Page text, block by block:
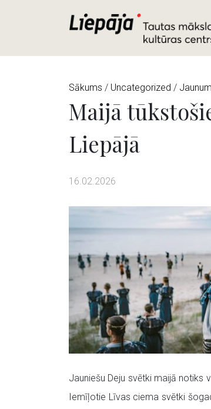
Sākums / Uncategorized /
Maijā
Liepājā
16.02.2026
Jauniešu Deju svētki maijā notiks
Iemīļotie Līvas ciema svētki